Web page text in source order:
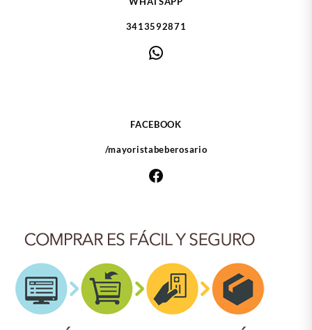
3413592871
WhatsApp
FACEBOOK
/mayoristabeberosario
Facebook